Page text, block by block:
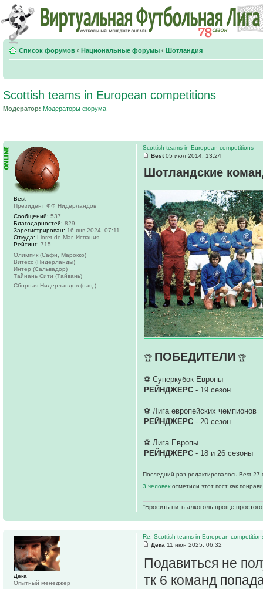
Список форумов ‹ Национальные форумы ‹ Шотландия
Scottish teams in European competitions
Модератор: Модераторы форума
Scottish teams in European competitions
Best05 июл 2014, 13:24
Шотландские
🏆 ПОБЕДИТЕЛИ 🏆
⚽ Суперкубок Европы
РЕЙНДЖЕРС - 19 сезон
⚽ Лига европейских чемпионов
РЕЙНДЖЕРС - 20 сезон
⚽ Лига Европы
РЕЙНДЖЕРС - 18 и 26 сезоны
Последний раз редактировалось Best
3 человек отметили этот пост как
"Бросить пить алкоголь проще
Best
Президент ФФ Нидерландов
Сообщений: 537
Благодарностей: 829
Зарегистрирован: 16 янв 2024, 07:11
Откуда: Lloret de Mar, Испания
Рейтинг: 715
Олимпик (Сафи, Марокко)
Витесс (Нидерланды)
Интер (Сальвадор)
Тайнань Сити (Тайвань)
Сборная Нидерландов (нац.)
Re: Scottish teams in European
Дека 11 июн 2025, 06:32
Подавиться не
тк 6 команд
Дека
Опытный менеджер